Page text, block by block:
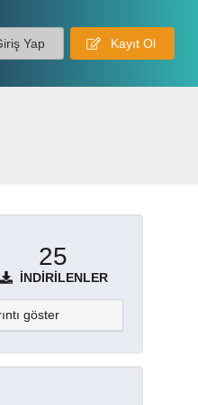
Yap Kayıt Ol
25
İNDIRILENLER
göster